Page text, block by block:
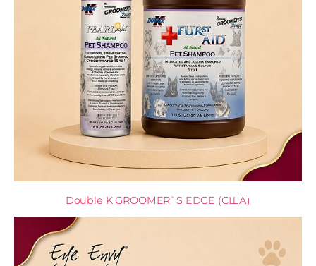
Double K GROOMER`S EDGE (США)